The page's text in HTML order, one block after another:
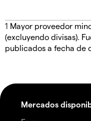
1 Mayor proveedor
(excluyendo divisas).
publicados a fecha de
Mercados